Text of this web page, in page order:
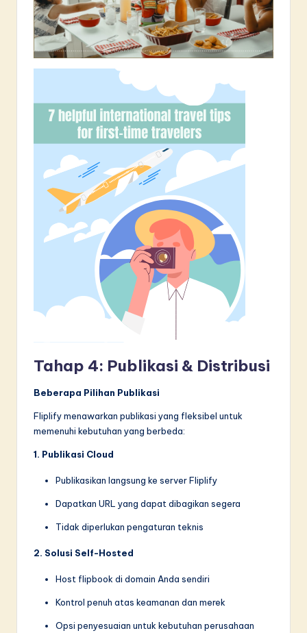
Tahap 4: Publikasi & Distribusi
Beberapa Pilihan Publikasi
Fliplify menawarkan publikasi yang fleksibel untuk
memenuhi kebutuhan yang berbeda:
1. Publikasi Cloud
Publikasikan langsung ke server Fliplify
Dapatkan URL yang dapat dibagikan segera
Tidak diperlukan pengaturan teknis
2. Solusi Self-Hosted
Host flipbook di domain Anda sendiri
Kontrol penuh atas keamanan dan merek
Opsi penyesuaian untuk kebutuhan perusahaan